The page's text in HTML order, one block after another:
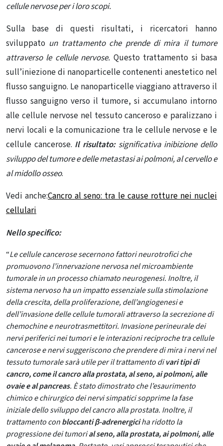
cellule nervose per i loro scopi.
Sulla base di questi risultati, i ricercatori hanno
sviluppato un trattamento che prende di mira il tumore
attraverso le cellule nervose. Questo trattamento si basa
sull’iniezione di nanoparticelle contenenti anestetico nel
flusso sanguigno. Le nanoparticelle viaggiano attraverso il
flusso sanguigno verso il tumore, si accumulano intorno
alle cellule nervose nel tessuto canceroso e paralizzano i
nervi locali e la comunicazione tra le cellule nervose e le
cellule cancerose. Il risultato: significativa inibizione dello
sviluppo del tumore e delle metastasi ai polmoni, al cervello e
al midollo osseo.
Vedi anche:Cancro al seno: tra le cause rotture nei nuclei
cellulari
Nello specifico:
“Le cellule cancerose secernono fattori neurotrofici che
promuovono l’innervazione nervosa nel microambiente
tumorale in un processo chiamato neurogenesi. Inoltre, il
sistema nervoso ha un impatto essenziale sulla stimolazione
della crescita, della proliferazione, dell’angiogenesi e
dell’invasione delle cellule tumorali attraverso la secrezione di
chemochine e neurotrasmettitori. Invasione perineurale dei
nervi periferici nei tumori e le interazioni reciproche tra cellule
cancerose e nervi suggeriscono che prendere di mira i nervi nel
tessuto tumorale sarà utile per il trattamento divari tipi di
cancro, come il cancro alla prostata, al seno, ai polmoni, alle
ovaie e al pancreas. È stato dimostrato che l’esaurimento
chimico e chirurgico dei nervi simpatici sopprime la fase
iniziale dello sviluppo del cancro alla prostata. Inoltre, il
trattamento conbloccanti β-adrenergiciha ridotto la
progressione dei tumorial seno, alla prostata, ai polmoni, alle